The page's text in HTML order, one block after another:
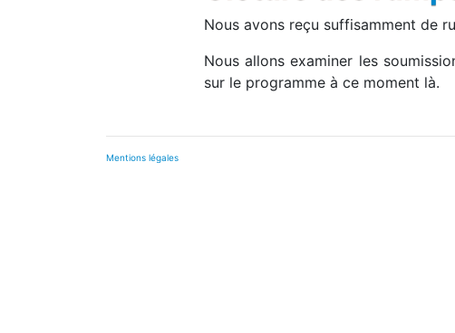
Nous avons reçu suffisamment de
Nous allons examiner les
sur le programme à ce moment là.
Mentions légales